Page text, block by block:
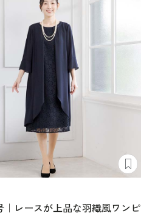
｜レースが上品な羽織風ワンピ